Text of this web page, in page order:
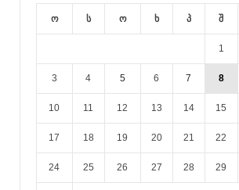
ო ს ო ხ პ შ
1
3 4 5 6 7 8
10 11 12 13 14 15
17 18 19 20 21 22
24 25 26 27 28 29